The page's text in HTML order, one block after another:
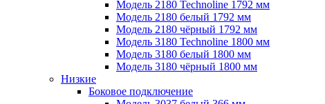
Модель 2180 Technoline 1792 мм
Модель 2180 белый 1792 мм
Модель 2180 чёрный 1792 мм
Модель 3180 Technoline 1800 мм
Модель 3180 белый 1800 мм
Модель 3180 чёрный 1800 мм
Низкие
Боковое подключение